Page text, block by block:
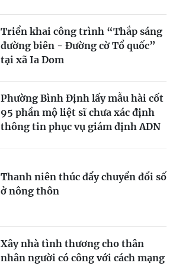
Triển khai công trình “Thắp sáng
đường biên - Đường cờ Tổ quốc”
tại xã Ia Dom
Phường Bình Định lấy mẫu hài cốt
95 phần mộ liệt sĩ chưa xác định
thông tin phục vụ giám định ADN
Thanh niên thúc đẩy chuyển đổi số
ở nông thôn
Xây nhà tình thương cho thân
nhân người có công với cách mạng